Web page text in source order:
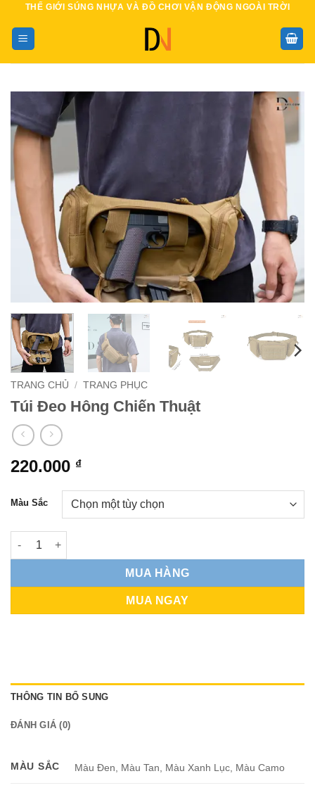
qua
dung
THẾ GIỚI SÚNG NHỰA VÀ ĐỒ CHƠI VẬN ĐỘNG NGOÀI TRỜI
TRANG CHỦ / TRANG PHỤC
Túi Đeo Hông Chiến Thuật
220.000 ₫
Màu Sắc
Túi Đeo Hông Chiến Thuật số lượng
MUA HÀNG
MUA NGAY
THÔNG TIN BỔ SUNG
ĐÁNH GIÁ (0)
MÀU SẮC Màu Đen, Màu Tan, Màu Xanh Lục, Màu Camo